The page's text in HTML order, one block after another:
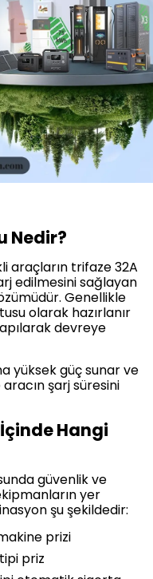
Nedir?
araçların trifaze 32A
edilmesini sağlayan
Genellikle
olarak hazırlanır
devreye
yüksek güç sunar ve
şarj süresini
Hangi
güvenlik ve
yer
şu şekildedir:
prizi
priz